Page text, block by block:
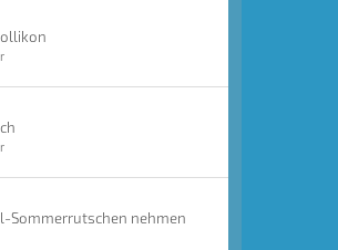
Sommerrutschen nehmen